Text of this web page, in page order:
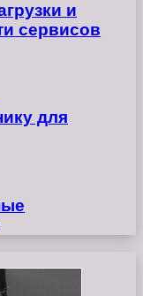
и
сервисов
для